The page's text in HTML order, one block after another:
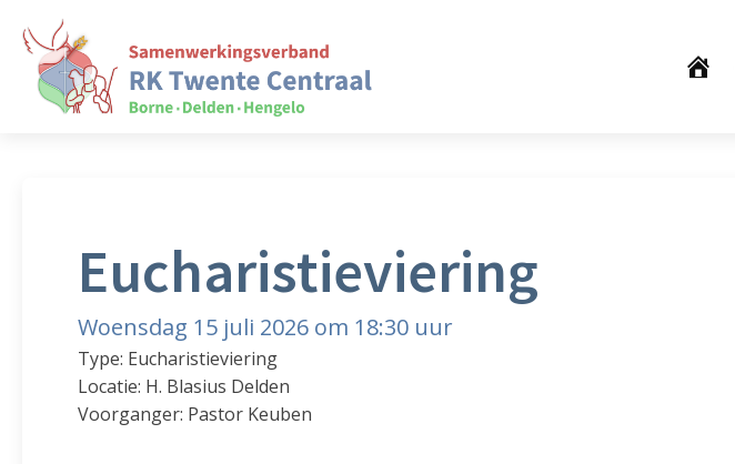
Eucharistieviering
Woensdag 15 juli 2026 om 18:30 uur
Type: Eucharistieviering
Locatie: H. Blasius Delden
Voorganger: Pastor Keuben